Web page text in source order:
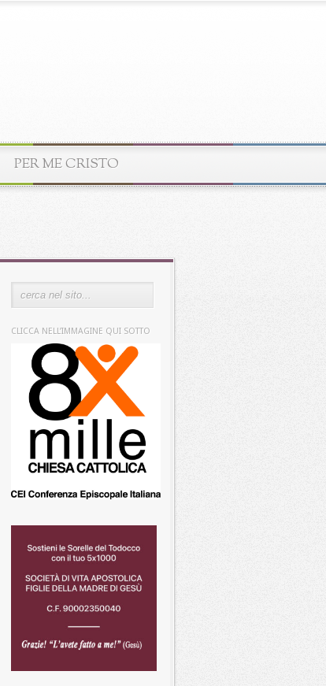
PER ME CRISTO
CLICCA NELL’IMMAGINE QUI SOTTO